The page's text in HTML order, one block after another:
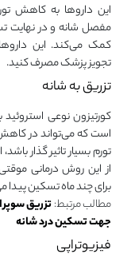
این داروها به کاهش
مفصل شانه و در نهایت
کمک می‌کند. این داروها
تجویز پزشک مصرف کنید.
تزریق به شانه
کورتیزون نوعی
است که می‌تواند در
تورم بسیار تاثیر گذار
از این روش درمانی
برای چند ماه تسکین پیدا
مطالب مرتبط:تزریق
جهت تسکین درد شانه
فیزیوتراپی